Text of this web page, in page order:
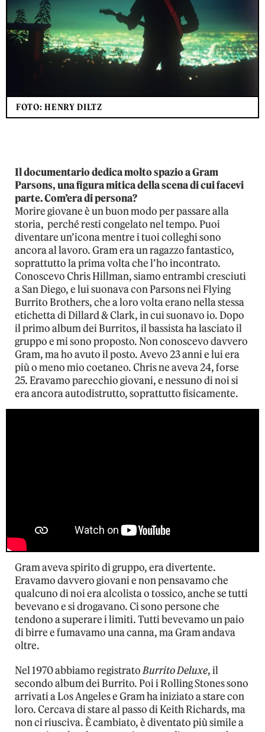
FOTO: HENRY DILTZ
Il documentario dedica molto spazio a Gram
Parsons, una figura mitica della scena di cui facevi
parte. Com’era di persona?
Morire giovane è un buon modo per passare alla
storia, perché resti congelato nel tempo. Puoi
diventare un’icona mentre i tuoi colleghi sono
ancora al lavoro. Gram era un ragazzo fantastico,
soprattutto la prima volta che l’ho incontrato.
Conoscevo Chris Hillman, siamo entrambi cresciuti
a San Diego, e lui suonava con Parsons nei Flying
Burrito Brothers, che a loro volta erano nella stessa
etichetta di Dillard & Clark, in cui suonavo io. Dopo
il primo album dei Burritos, il bassista ha lasciato il
gruppo e mi sono proposto. Non conoscevo davvero
Gram, ma ho avuto il posto. Avevo 23 anni e lui era
più o meno mio coetaneo. Chris ne aveva 24, forse
25. Eravamo parecchio giovani, e nessuno di noi si
era ancora autodistrutto, soprattutto fisicamente.
Gram aveva spirito di gruppo, era divertente.
Eravamo davvero giovani e non pensavamo che
qualcuno di noi era alcolista o tossico, anche se tutti
bevevano e si drogavano. Ci sono persone che
tendono a superare i limiti. Tutti bevevamo un paio
di birre e fumavamo una canna, ma Gram andava
oltre.
Nel 1970 abbiamo registratoBurrito Deluxe, il
secondo album dei Burrito. Poi i Rolling Stones sono
arrivati a Los Angeles e Gram ha iniziato a stare con
loro. Cercava di stare al passo di Keith Richards, ma
non ci riusciva. È cambiato, è diventato più simile a